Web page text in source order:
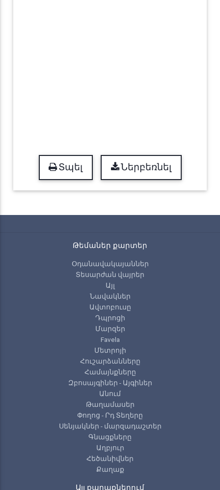
Տպել Ներբեռնել
Թեմաներ քարտեր
Օդանավակայաններ
Տեսարժան վայրեր
Այլ
Նավակներ
Ավտոբուսը
Դպրոցի
Մարզեր
Favela
Մետրոյի
Հուշարձանները
Համայնքները
Զբոսայգիներ - Այգիներ
Անում
Թաղամասեր
Փողոց - Րդ Տեղերը
Սենյակներ - մարզադաշտեր
Գնացքները
Աղբյուր
Հեծանիվներ
Քաղաք
Այլ քաղաքներում